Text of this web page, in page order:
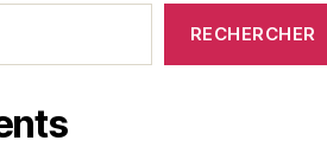
RECHERCHER